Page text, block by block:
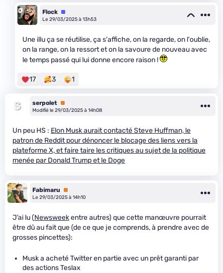
Flock Équipe
Le 29/03/2025 à 13h53
Une illu ça se réutilise, ça s'affiche, on la regarde, on l'oublie,
on la range, on la ressort et on la savoure de nouveau avec
le temps passé qui lui donne encore raison !
17 3 1
serpolet Premium
Modifié le 29/03/2025 à 14h08
Un peu HS : Elon Musk aurait contacté Steve Huffman, le
patron de Reddit pour dénoncer le blocage des liens vers la
plateforme X, et faire taire les critiques au sujet de la politique
menée par Donald Trump et le Doge
Fabimaru
Premium
Le 29/03/2025 à 14h10
J’ai lu (Newsweekentre autres) que cette manœuvre pourrait
être dû au fait que (de ce que je comprends, à prendre avec de
grosses pincettes):
Musk a acheté Twitter en partie avec un prêt garanti par
des actions Teslax